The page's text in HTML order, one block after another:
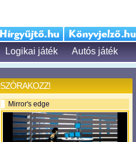
Logikai játék Autós játék
SZÓRAKOZZ!
Mirror's edge